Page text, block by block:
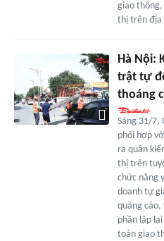
giao
thị trên địa
Hà Nội:
trật tự
thoáng
Sáng 31/7,
phối hợp
ra quân
thị trên
chức năng
doanh tự
quảng cáo,
phần lập
toàn giao